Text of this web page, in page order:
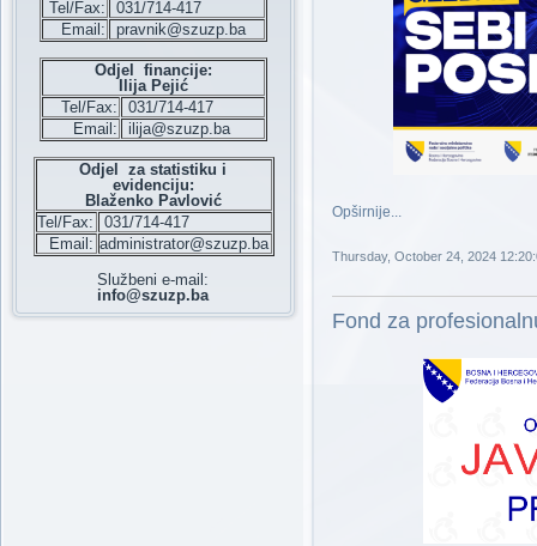
Tel/Fax:
031/714-417
Email:
pravnik@szuzp.ba
Odjel financije:
Ilija Pejić
Tel/Fax:
031/714-417
Email:
ilija@szuzp.ba
Odjel za statistiku i
evidenciju:
Blaženko Pavlović
Tel/Fax:
031/714-417
Email: administrator@szuzp.ba
Službeni e-mail:
info@szuzp.ba
Opširnije...
Thursday, October 24, 2024
Fond za